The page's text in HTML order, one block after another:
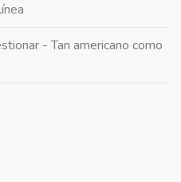
- Tan americano como